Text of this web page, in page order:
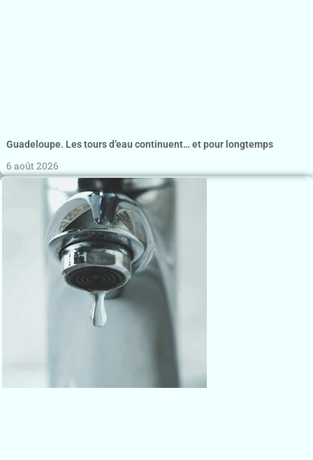
Guadeloupe. Les tours d’eau continuent… et pour longtemps
6 août 2026